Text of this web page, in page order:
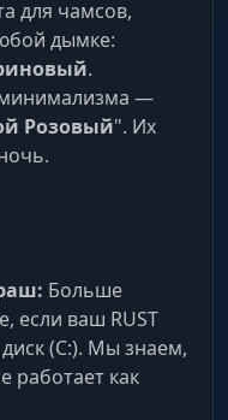
для чамсов,
дымке:
.
минимализма —
Розовый". Их
Больше
если ваш RUST
(C:). Мы знаем,
работает как